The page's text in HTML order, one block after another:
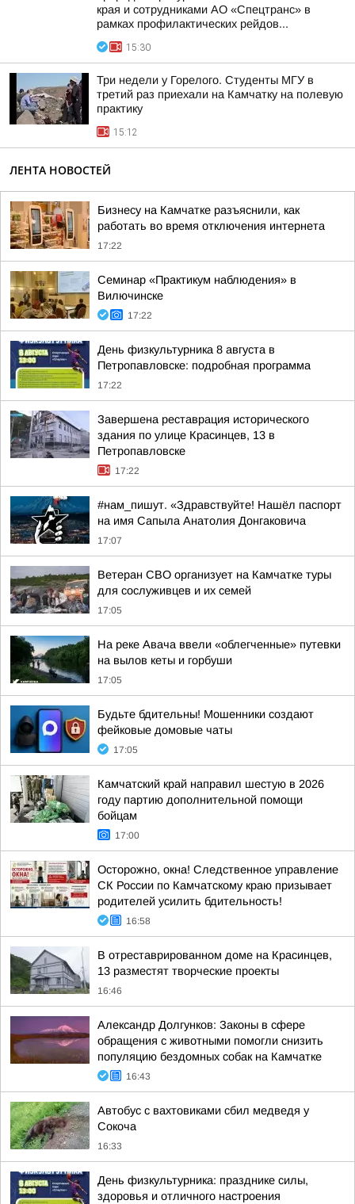
края и сотрудниками АО «Спецтранс» в
рамках профилактических рейдов...
15:30
Три недели у Горелого. Студенты МГУ в
третий раз приехали на Камчатку на полевую
практику
15:12
ЛЕНТА НОВОСТЕЙ
Бизнесу на Камчатке разъяснили, как
работать во время отключения интернета
17:22
Семинар «Практикум наблюдения» в
Вилючинске
17:22
День физкультурника 8 августа в
Петропавловске: подробная программа
17:22
Завершена реставрация исторического
здания по улице Красинцев, 13 в
Петропавловске
17:22
#нам_пишут. «Здравствуйте! Нашёл паспорт
на имя Сапыла Анатолия Донгаковича
17:07
Ветеран СВО организует на Камчатке туры
для сослуживцев и их семей
17:05
На реке Авача ввели «облегченные» путевки
на вылов кеты и горбуши
17:05
Будьте бдительны! Мошенники создают
фейковые домовые чаты
17:05
Камчатский край направил шестую в 2026
году партию дополнительной помощи
бойцам
17:00
Осторожно, окна! Следственное управление
СК России по Камчатскому краю призывает
родителей усилить бдительность!
16:58
В отреставрированном доме на Красинцев,
13 разместят творческие проекты
16:46
Александр Долгунков: Законы в сфере
обращения с животными помогли снизить
популяцию бездомных собак на Камчатке
16:43
Автобус с вахтовиками сбил медведя у
Сокоча
16:33
День физкультурника: празднике силы,
здоровья и отличного настроения